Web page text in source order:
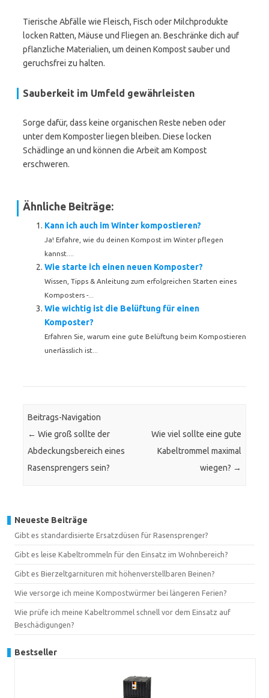
Tierische Abfälle wie Fleisch, Fisch oder Milchprodukte
locken Ratten, Mäuse und Fliegen an. Beschränke dich auf
pflanzliche Materialien, um deinen Kompost sauber und
geruchsfrei zu halten.
Sauberkeit im Umfeld gewährleisten
Sorge dafür, dass keine organischen Reste neben oder
unter dem Komposter liegen bleiben. Diese locken
Schädlinge an und können die Arbeit am Kompost
erschweren.
Ähnliche Beiträge:
Kann ich auch im Winter kompostieren?
Ja! Erfahre, wie du deinen Kompost im Winter pflegen
kannst....
Wie starte ich einen neuen Komposter?
Wissen, Tipps & Anleitung zum erfolgreichen Starten eines
Komposters -...
Wie wichtig ist die Belüftung für einen
Komposter?
Erfahren Sie, warum eine gute Belüftung beim Kompostieren
unerlässlich ist...
Beitrags-Navigation
← Wie groß sollte der
Abdeckungsbereich eines
Rasensprengers sein?
Wie viel sollte eine gute
Kabeltrommel maximal
wiegen? →
Neueste Beiträge
Gibt es standardisierte Ersatzdüsen für Rasensprenger?
Gibt es leise Kabeltrommeln für den Einsatz im Wohnbereich?
Gibt es Bierzeltgarnituren mit höhenverstellbaren Beinen?
Wie versorge ich meine Kompostwürmer bei längeren Ferien?
Wie prüfe ich meine Kabeltrommel schnell vor dem Einsatz auf
Beschädigungen?
Bestseller